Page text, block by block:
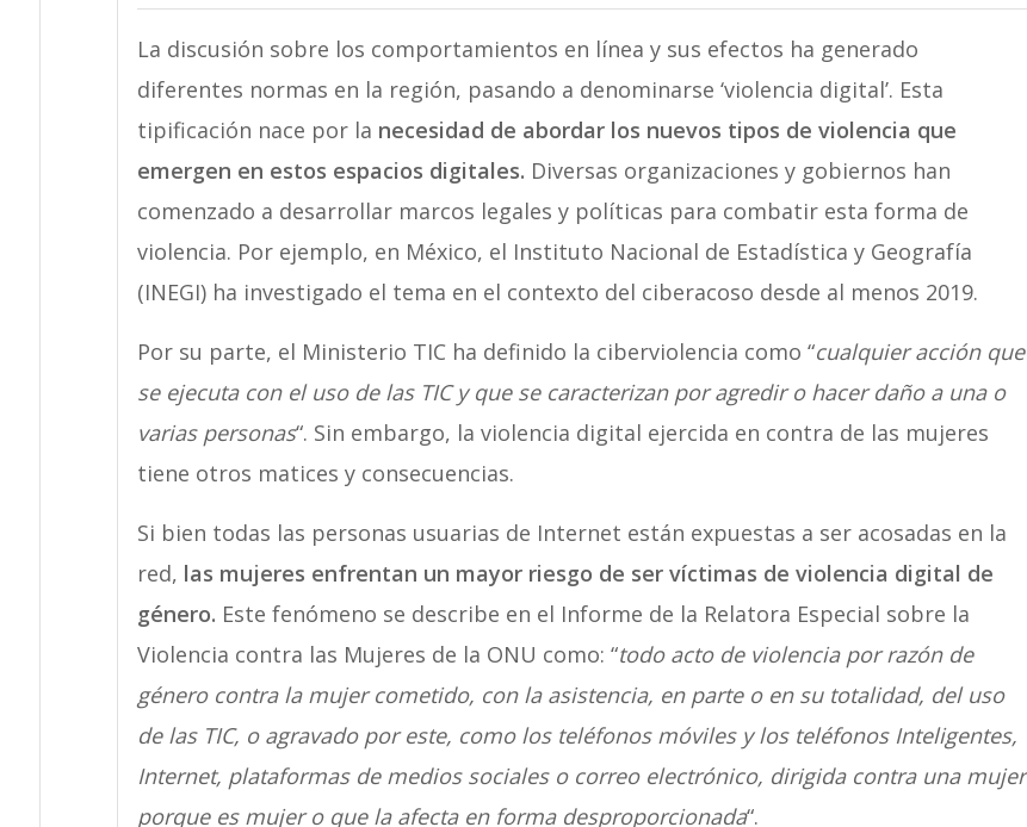
La discusión sobre los comportamientos en línea y sus efectos ha generado
diferentes normas en la región, pasando a denominarse ‘violencia digital’. Esta
tipificación nace por la necesidad de abordar los nuevos tipos de violencia que
emergen en estos espacios digitales. Diversas organizaciones y gobiernos han
comenzado a desarrollar marcos legales y políticas para combatir esta forma de
violencia. Por ejemplo, en México, el Instituto Nacional de Estadística y Geografía
(INEGI) ha investigado el tema en el contexto del ciberacoso desde al menos 2019.
Por su parte, el Ministerio TIC ha definido la ciberviolencia como “cualquier acción que
se ejecuta con el uso de las TIC y que se caracterizan por agredir o hacer daño a una o
varias personas“. Sin embargo, la violencia digital ejercida en contra de las mujeres
tiene otros matices y consecuencias.
Si bien todas las personas usuarias de Internet están expuestas a ser acosadas en la
red, las mujeres enfrentan un mayor riesgo de ser víctimas de violencia digital de
género. Este fenómeno se describe en el Informe de la Relatora Especial sobre la
Violencia contra las Mujeres de la ONU como: “todo acto de violencia por razón de
género contra la mujer cometido, con la asistencia, en parte o en su totalidad, del uso
de las TIC, o agravado por este, como los teléfonos móviles y los teléfonos Inteligentes,
Internet, plataformas de medios sociales o correo electrónico, dirigida contra una mujer
porque es mujer o que la afecta en forma desproporcionada“.